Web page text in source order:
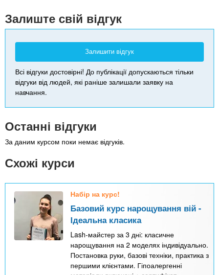
Залиште свій відгук
Залишити відгук
Всі відгуки достовірні! До публікації допускаються тільки
відгуки від людей, які раніше залишали заявку на
навчання.
Останні відгуки
За даним курсом поки немає відгуків.
Схожі курси
Набір на курс!
Базовий курс нарощування вій -
Ідеальна класика
Lash-майстер за 3 дні: класичне
нарощування на 2 моделях індивідуально.
Постановка руки, базові техніки, практика з
першими клієнтами. Гіпоалергенні